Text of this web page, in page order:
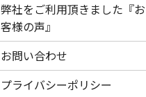
弊社をご利用頂きました『お
客様の声』
お問い合わせ
プライバシーポリシー